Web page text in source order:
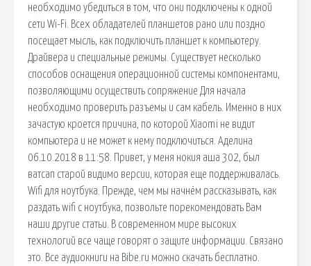
необходимо убедиться в том, что они подключены к одной
сети Wi-Fi. Всех обладателей планшетов рано или поздно
посещает мысль, как подключить планшет к компьютеру.
Драйвера и специальные режимы. Существует несколько
способов оснащения операционной системы компонентами,
позволяющими осуществить сопряжение Для начала
необходимо проверить разъемы и сам кабель. Именно в них
зачастую кроется причина, по которой Xiaomi не видит
компьютера и не может к нему подключиться. Аделина
06.10.2018 в 11:58. Привет, у меня нокия аша 302, был
ватсап старой видимо версии, которая еще поддерживалась.
Wifi для ноутбука. Прежде, чем мы начнём рассказывать, как
раздать wifi с ноутбука, позвольте порекомендовать Вам
наши другие статьи. В современном мире высоких
технологий все чаще говорят о защите информации. Связано
это. Все аудиокниги на Bibe.ru можно скачать бесплатно.